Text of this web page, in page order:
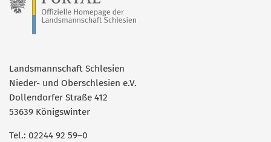
Landsmannschaft Schlesien
Nieder- und Oberschlesien e.V.
Dollendorfer Straße 412
53639 Königswinter
Tel.: 02244 92 59–0